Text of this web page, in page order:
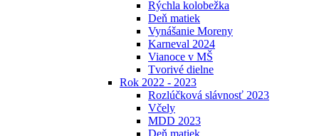
Rýchla kolobežka
Deň matiek
Vynášanie Moreny
Karneval 2024
Vianoce v MŠ
Tvorivé dielne
Rok 2022 - 2023
Rozlúčková slávnosť 2023
Včely
MDD 2023
Deň matiek